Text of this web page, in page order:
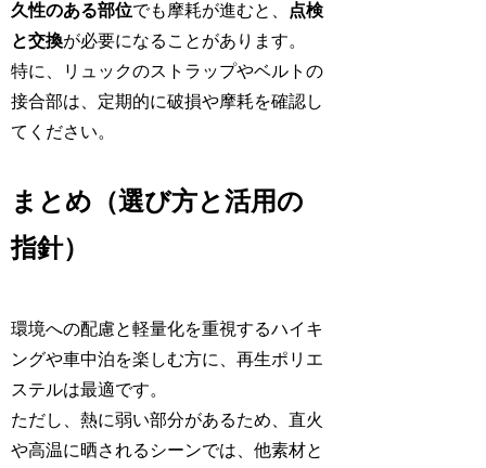
久性のある部位でも摩耗が進むと、
点検
と交換が必要になることがあります。
特に、リュックのストラップやベルトの
接合部は、定期的に破損や摩耗を確認し
てください。
まとめ（選び方と活用の
指針）
環境への配慮と軽量化を重視するハイキ
ングや車中泊を楽しむ方に、再生ポリエ
ステルは最適です。
ただし、熱に弱い部分があるため、直火
や高温に晒されるシーンでは、他素材と